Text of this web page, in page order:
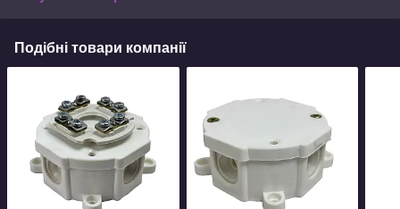
Подібні товари компанії